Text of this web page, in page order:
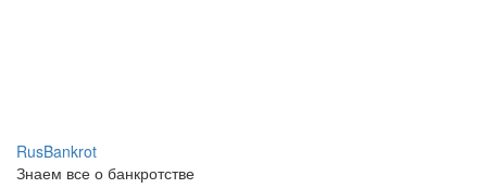
RusBankrot
Знаем все о банкротстве